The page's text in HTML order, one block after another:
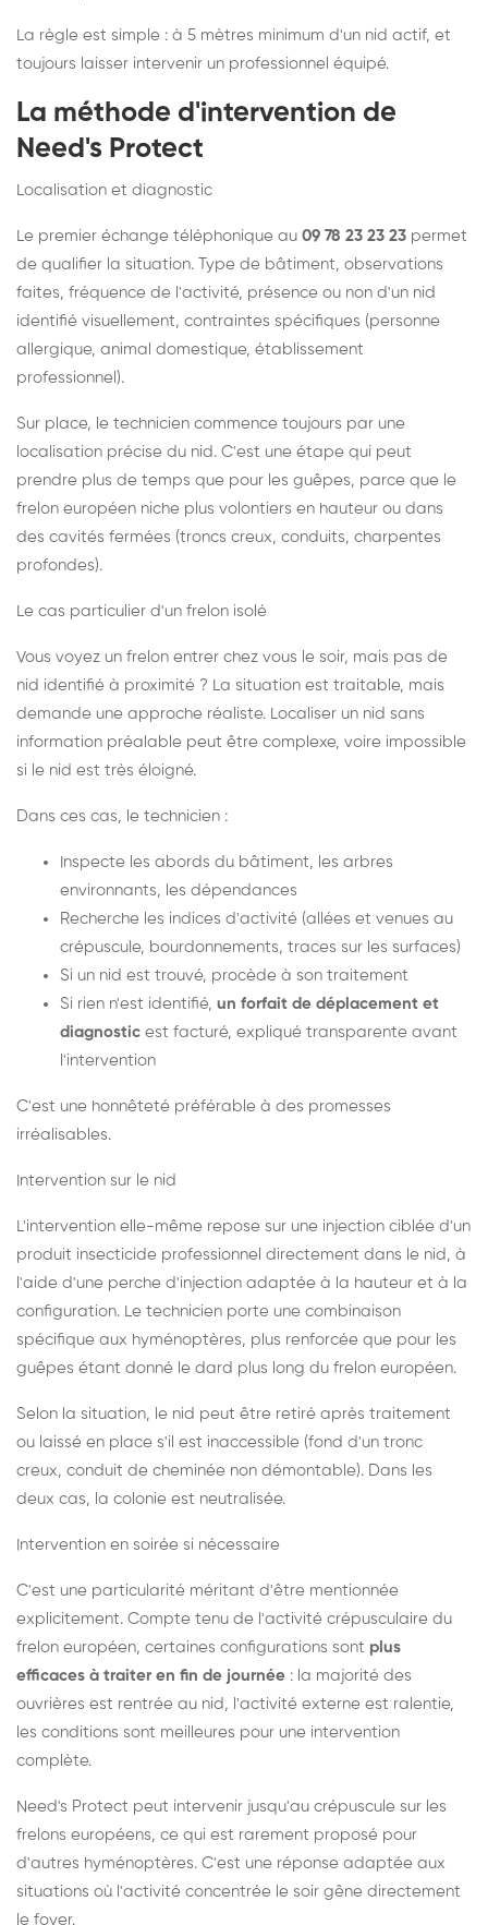
La règle est simple : à 5 mètres minimum d'un nid actif, et
toujours laisser intervenir un professionnel équipé.
La méthode d'intervention de
Need's Protect
Localisation et diagnostic
Le premier échange téléphonique au 09 78 23 23 23 permet
de qualifier la situation. Type de bâtiment, observations
faites, fréquence de l'activité, présence ou non d'un nid
identifié visuellement, contraintes spécifiques (personne
allergique, animal domestique, établissement
professionnel).
Sur place, le technicien commence toujours par une
localisation précise du nid. C'est une étape qui peut
prendre plus de temps que pour les guêpes, parce que le
frelon européen niche plus volontiers en hauteur ou dans
des cavités fermées (troncs creux, conduits, charpentes
profondes).
Le cas particulier d'un frelon isolé
Vous voyez un frelon entrer chez vous le soir, mais pas de
nid identifié à proximité ? La situation est traitable, mais
demande une approche réaliste. Localiser un nid sans
information préalable peut être complexe, voire impossible
si le nid est très éloigné.
Dans ces cas, le technicien :
Inspecte les abords du bâtiment, les arbres
environnants, les dépendances
Recherche les indices d'activité (allées et venues au
crépuscule, bourdonnements, traces sur les surfaces)
Si un nid est trouvé, procède à son traitement
Si rien n'est identifié, un forfait de déplacement et
diagnostic est facturé, expliqué transparente avant
l'intervention
C'est une honnêteté préférable à des promesses
irréalisables.
Intervention sur le nid
L'intervention elle-même repose sur une injection ciblée d'un
produit insecticide professionnel directement dans le nid, à
l'aide d'une perche d'injection adaptée à la hauteur et à la
configuration. Le technicien porte une combinaison
spécifique aux hyménoptères, plus renforcée que pour les
guêpes étant donné le dard plus long du frelon européen.
Selon la situation, le nid peut être retiré après traitement
ou laissé en place s'il est inaccessible (fond d'un tronc
creux, conduit de cheminée non démontable). Dans les
deux cas, la colonie est neutralisée.
Intervention en soirée si nécessaire
C'est une particularité méritant d'être mentionnée
explicitement. Compte tenu de l'activité crépusculaire du
frelon européen, certaines configurations sont plus
efficaces à traiter en fin de journée : la majorité des
ouvrières est rentrée au nid, l'activité externe est ralentie,
les conditions sont meilleures pour une intervention
complète.
Need's Protect peut intervenir jusqu'au crépuscule sur les
frelons européens, ce qui est rarement proposé pour
d'autres hyménoptères. C'est une réponse adaptée aux
situations où l'activité concentrée le soir gêne directement
le foyer.